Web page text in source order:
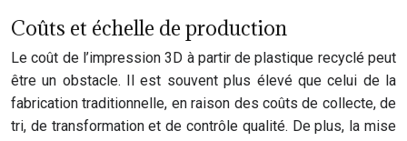
Coûts et échelle de production
Le coût de l’impression 3D à partir de plastique recyclé peut
être un obstacle. Il est souvent plus élevé que celui de la
fabrication traditionnelle, en raison des coûts de collecte, de
tri, de transformation et de contrôle qualité. De plus, la mise